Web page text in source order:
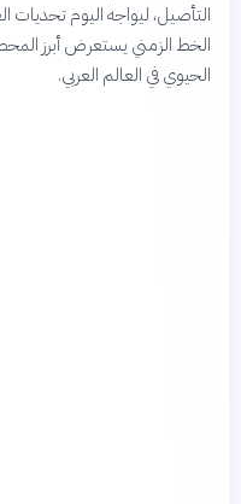
التأصيل، ليواجه اليوم تحديات
الخط الزمني يستعرض أبرز
الحيوي في العالم العربي.